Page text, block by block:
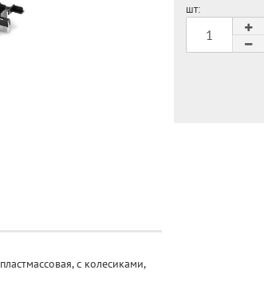
шт:
с колесиками,